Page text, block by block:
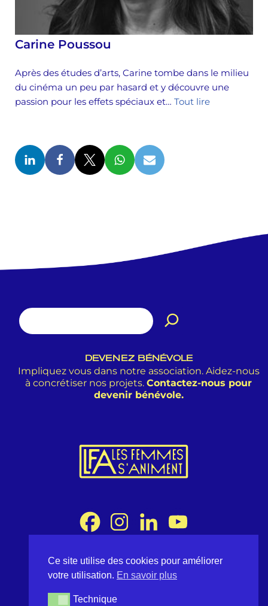
Carine Poussou
Après des études d’arts, Carine tombe dans le milieu
du cinéma un peu par hasard et y découvre une
passion pour les effets spéciaux et… Tout lire
DEVENEZ BÉNÉVOLE
Impliquez vous dans notre association. Aidez-nous
à concrétiser nos projets. Contactez-nous pour
devenir bénévole.
Association Les Femmes s'Animent
8 rue Desargues 75011 Paris - France
contact@lesfemmessaniment.fr
Ce site utilise des cookies pour améliorer
votre utilisation. En savoir plus
TechniqueTechnique